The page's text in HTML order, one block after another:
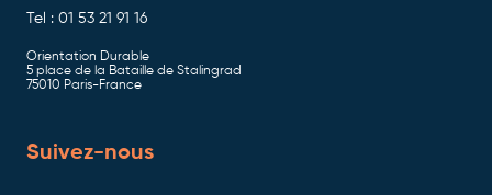
Tel : 01 53 21 91 16
Orientation Durable
5 place de la Bataille de Stalingrad
75010 Paris-France
Suivez-nous